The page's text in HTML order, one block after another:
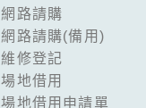
網路請購
網路請購(備用)
維修登記
場地借用
場地借用申請單